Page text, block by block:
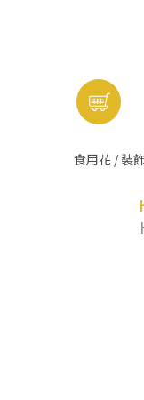
食用花 / 裝飾伴